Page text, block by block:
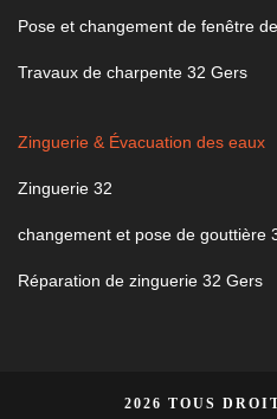
Pose et changement de fenêtre
Travaux de charpente 32 Gers
Zinguerie & Évacuation des eaux
Zinguerie 32
changement et pose de gouttière
Réparation de zinguerie 32 Gers
2026 TOUS